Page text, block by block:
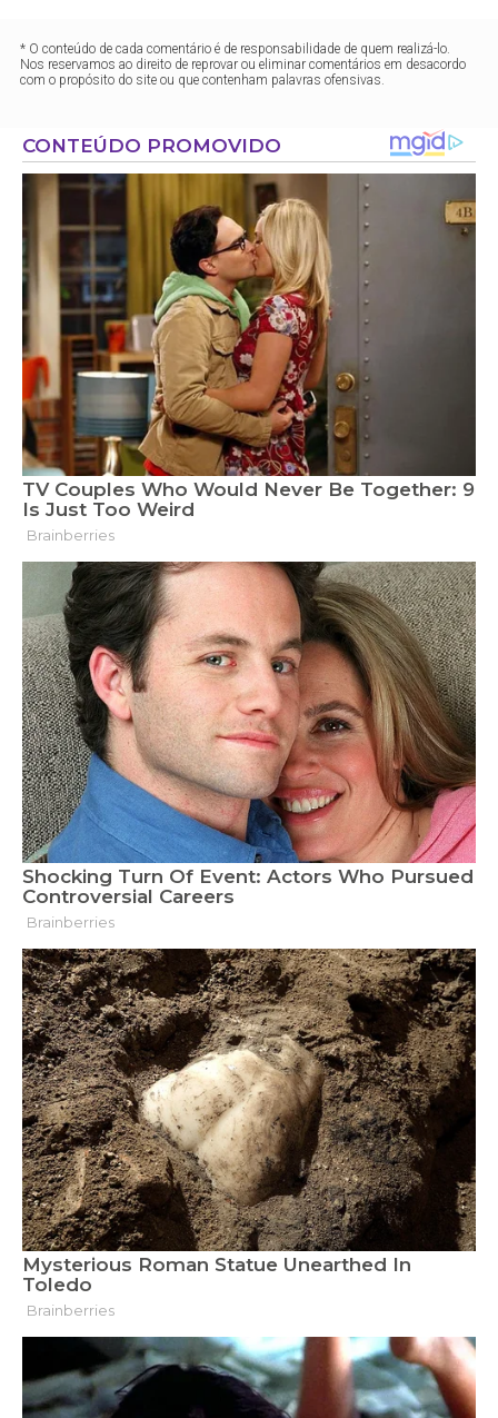
* O conteúdo de cada comentário é de responsabilidade de quem realizá-lo.
Nos reservamos ao direito de reprovar ou eliminar comentários em desacordo
com o propósito do site ou que contenham palavras ofensivas.